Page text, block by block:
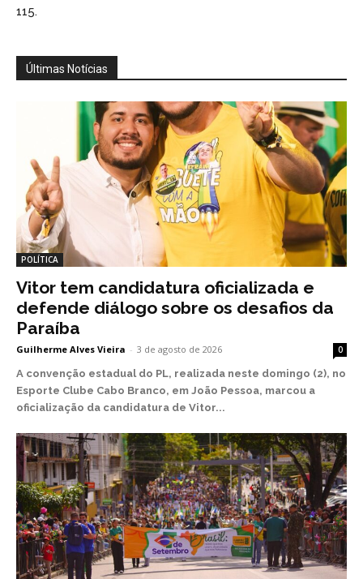
115.
Últimas Notícias
POLÍTICA
Vitor tem candidatura oficializada e
defende diálogo sobre os desafios da
Paraíba
Guilherme Alves Vieira - 3 de agosto de 2026 0
A convenção estadual do PL, realizada neste domingo (2), no
Esporte Clube Cabo Branco, em João Pessoa, marcou a
oficialização da candidatura de Vitor...